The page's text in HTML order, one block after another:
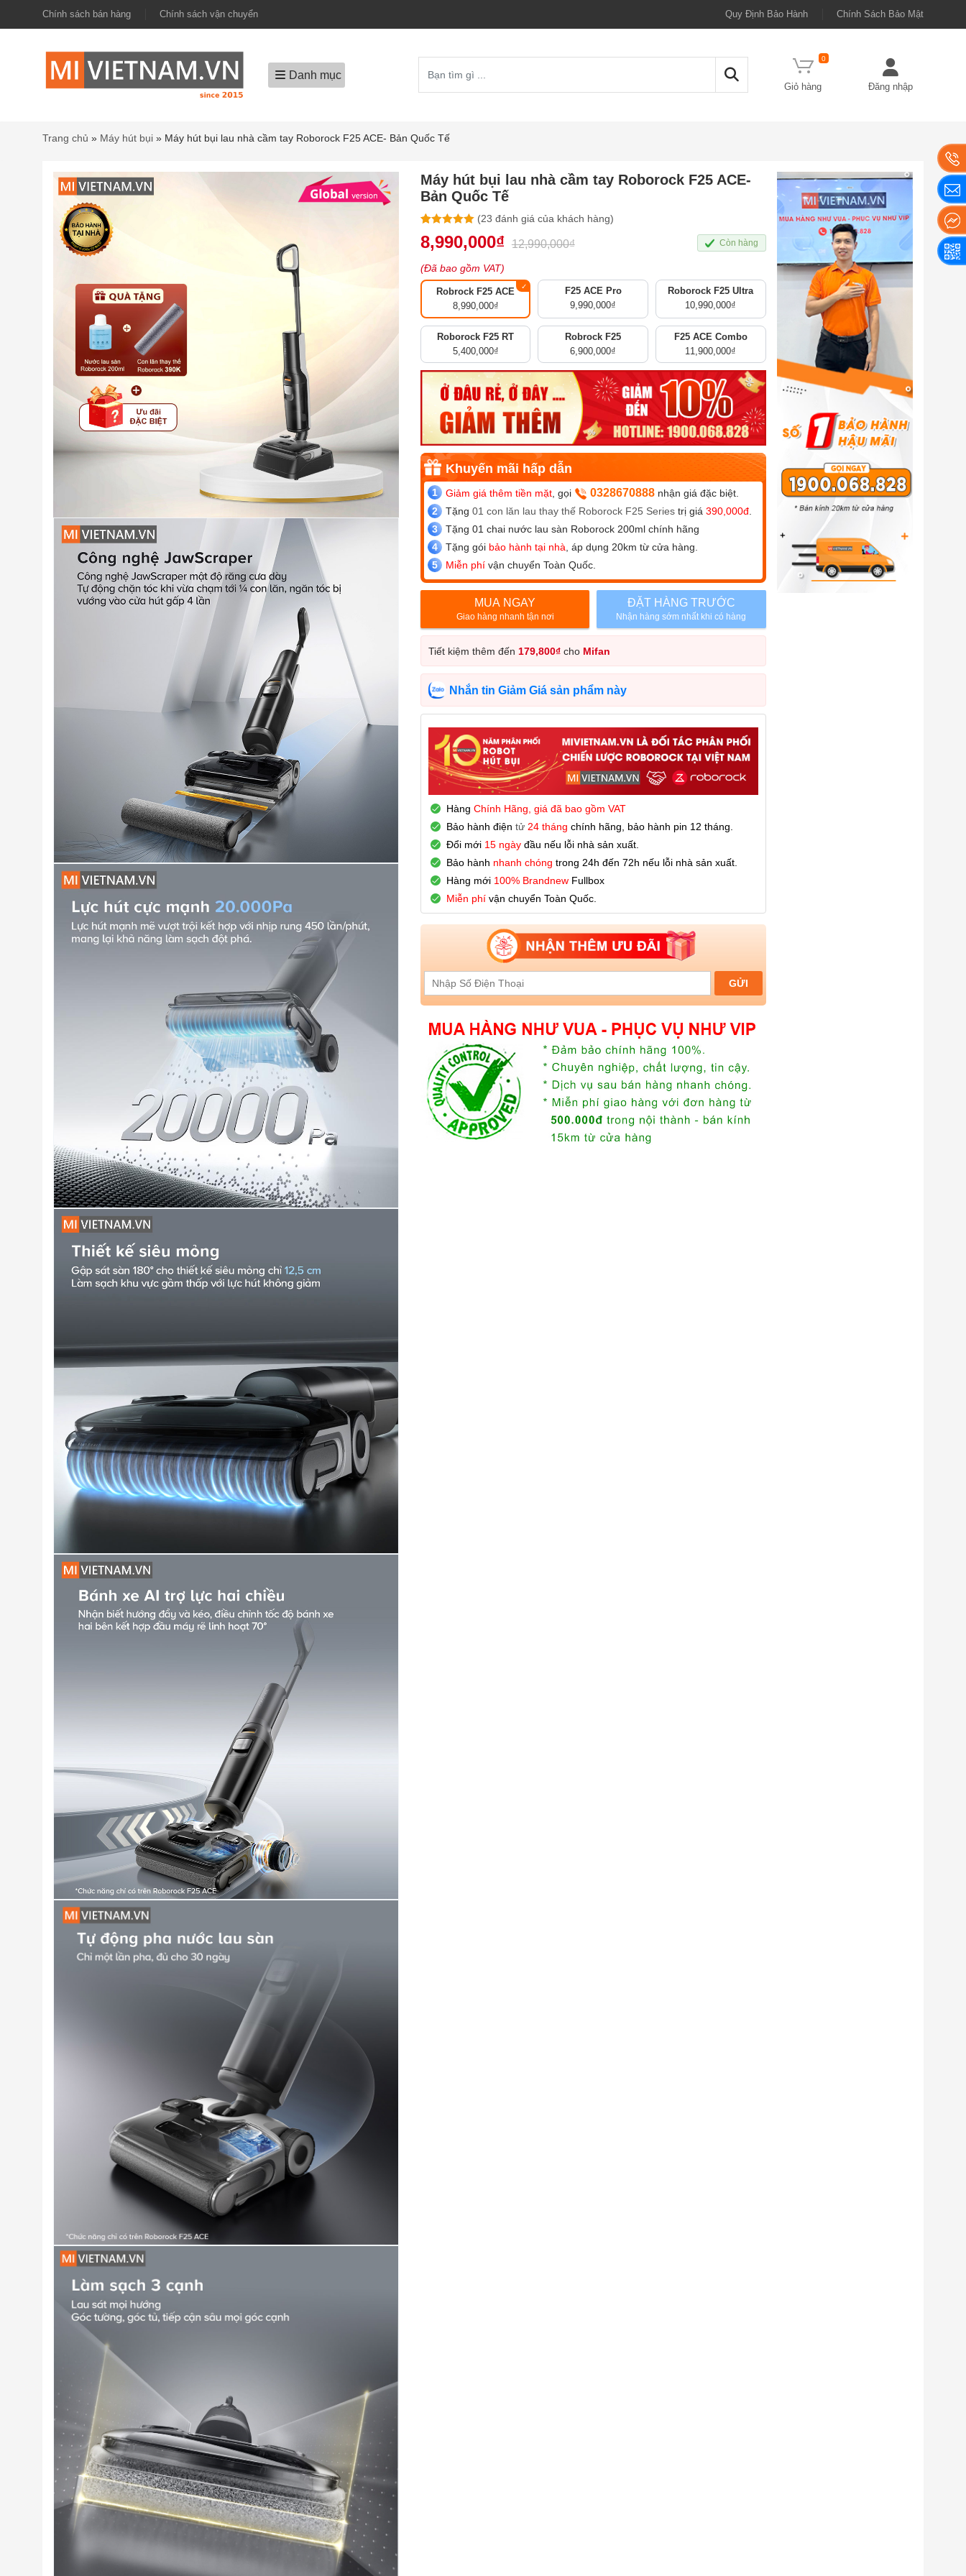
Chính sách bán hàng Chính sách vận chuyển Quy Định Bảo Hành Chính Sách Bảo Mật
Danh mục
Giỏ hàng
0
Đăng nhập
Trang chủ » Máy hút bụi » Máy hút bụi lau nhà cầm tay Roborock F25 ACE- Bản Quốc Tế
Máy hút bụi lau nhà cầm tay Roborock F25 ACE-
Bản Quốc Tế
4.96trên 5
dựa trên
23
đánh giá
(23 đánh giá của khách hàng)
8,990,000₫ 12,990,000₫
(Đã bao gồm VAT)
Robrock F25 ACE
8,990,000₫
F25 ACE Pro
9,990,000₫
Roborock F25 Ultra
10,990,000₫
Roborock F25 RT
5,400,000₫
Robrock F25
6,900,000₫
F25 ACE Combo
11,900,000₫
Giảm giá thêm tiền mặt, gọi 0328670888nhận giá đặc biệt.
Tặng 01 con lăn lau thay thế Roborock F25 Seriestrị giá 390,000đ.
Tặng 01 chai nước lau sàn Roborock 200ml chính hãng
Tặng gói bảo hành tại nhà , áp dụng 20km từ cửa hàng.
Miễn phí vận chuyển Toàn Quốc.
Còn hàng
MUA NGAY
Giao hàng nhanh tận nơi
ĐẶT HÀNG TRƯỚC
Nhận hàng sớm nhất khi có hàng
Tiết kiệm thêm đến 179,800₫cho Mifan
Nhắn tin Giảm Giá sản phẩm này
Hàng Chính Hãng, giá đã bao gồm VAT
Bảo hành điện tử24 tháng chính hãng, bảo hành pin 12 tháng.
Đổi mới 15 ngàyđầu nếu lỗi nhà sản xuất.
Bảo hành nhanh chóng trong 24h đến 72h nếu lỗi nhà sản xuất.
Hàng mới 100% BrandnewFullbox
Miễn phí vận chuyển Toàn Quốc.